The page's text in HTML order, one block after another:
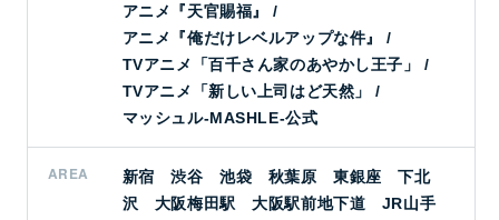
アニメ『天官賜福』 /
アニメ『俺だけレベルアップな件』 /
TVアニメ「百千さん家のあやかし王子」 /
TVアニメ「新しい上司はど天然」 /
マッシュル-MASHLE-公式
AREA
新宿 渋谷 池袋 秋葉原 東銀座 下北
沢 大阪梅田駅 大阪駅前地下道 JR山手